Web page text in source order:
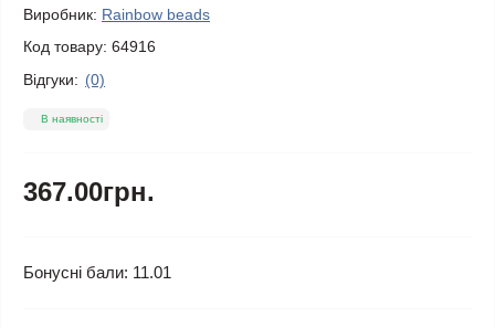
Виробник: Rainbow beads
Код товару: 64916
Відгуки: (0)
В наявності
367.00грн.
Бонусні бали: 11.01